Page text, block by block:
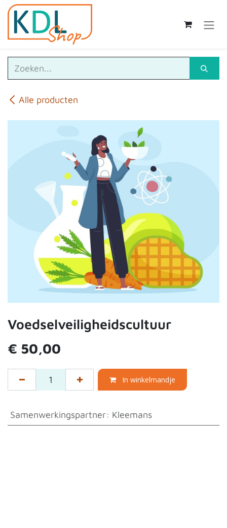
Overslaan naar inhoud
Alle producten
Voedselveiligheidscultuur
€ 50,00
In winkelmandje
Samenwerkingspartner: Kleemans